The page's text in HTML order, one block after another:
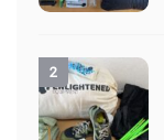
2